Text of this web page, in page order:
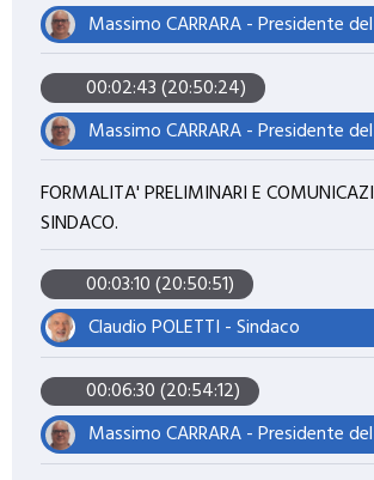
00:02:43 (20:50:24)
FORMALITA' PRELIMINARI E
SINDACO.
00:03:10 (20:50:51)
Claudio POLETTI - Sindaco
00:06:30 (20:54:12)